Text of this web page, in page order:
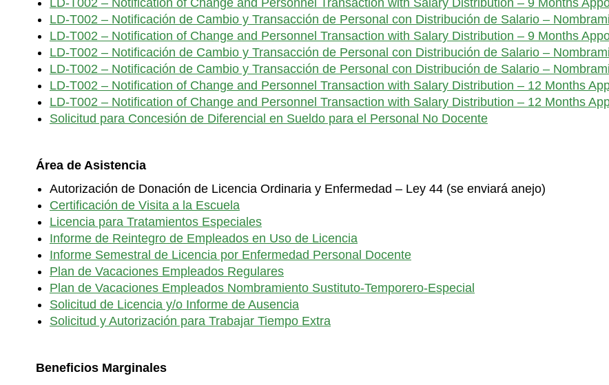
LD-T002 – Notification of Change and Personnel Transaction with Salary Distribution – 9 Months
LD-T002 – Notificación de Cambio y Transacción de Personal con Distribución de Salario –
LD-T002 – Notification of Change and Personnel Transaction with Salary Distribution – 9 Months
LD-T002 – Notificación de Cambio y Transacción de Personal con Distribución de Salario –
LD-T002 – Notificación de Cambio y Transacción de Personal con Distribución de Salario –
LD-T002 – Notification of Change and Personnel Transaction with Salary Distribution – 12 Months
LD-T002 – Notification of Change and Personnel Transaction with Salary Distribution – 12 Months
Solicitud para Concesión de Diferencial en Sueldo para el Personal No Docente
Área de Asistencia
Autorización de Donación de Licencia Ordinaria y Enfermedad – Ley 44 (se enviará anejo)
Certificación de Visita a la Escuela
Licencia para Tratamientos Especiales
Informe de Reintegro de Empleados en Uso de Licencia
Informe Semestral de Licencia por Enfermedad Personal Docente
Plan de Vacaciones Empleados Regulares
Plan de Vacaciones Empleados Nombramiento Sustituto-Temporero-Especial
Solicitud de Licencia y/o Informe de Ausencia
Solicitud y Autorización para Trabajar Tiempo Extra
Beneficios Marginales